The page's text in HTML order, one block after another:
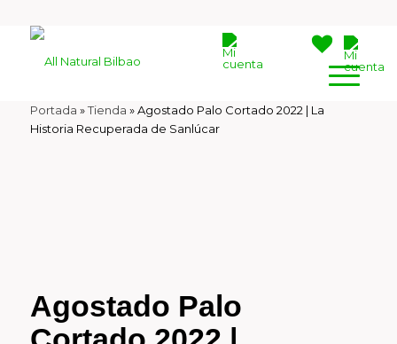
Portada »Tienda »Agostado Palo Cortado 2022 | La
Historia Recuperada de Sanlúcar
Agostado Palo